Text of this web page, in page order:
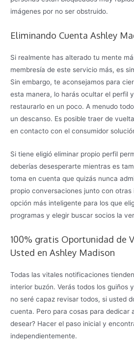
imágenes por no ser obstruido.
Eliminando Cuenta Ashley
Si realmente has alterado tu mente
membresía de este servicio más, es
Sin embargo, te aconsejamos para
esta manera, lo harás ocultar el perfil
restaurarlo en un poco. A menudo
un descanso. Es posible traer de
en contacto con el consumidor
Si tiene eligió eliminar propio perfil
deberías desesperarte mientras es
toma en cuenta que quizás nunca
propio conversaciones junto con otras
opción más inteligente para los que
programas y elegir buscar socios la
100% gratis Oportunidad de
Usted en Ashley Madison
Todas las vitales notificaciones
interior buzón. Verás todos los guiños
no seré capaz revisar todos, si usted
cuenta. Pero para cosas para dedicar
desear? Hacer el paso inicial y
independientemente.